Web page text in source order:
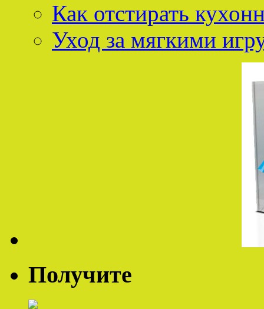
Как отстирать
Уход за мягкими
Получите